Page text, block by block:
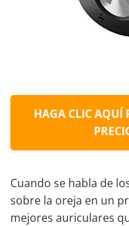
HAGA CLIC AQUÍ
Cuando se habla de
sobre la oreja en un
mejores auriculares